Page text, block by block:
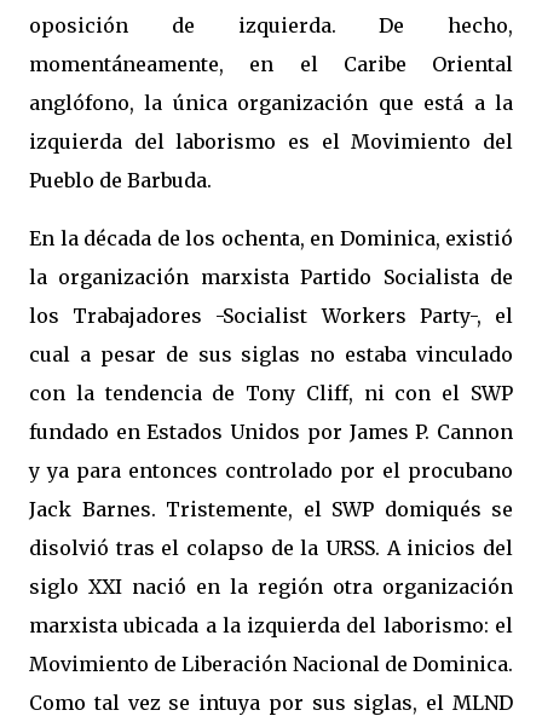
oposición de izquierda. De hecho,
momentáneamente, en el Caribe Oriental
anglófono, la única organización que está a la
izquierda del laborismo es el Movimiento del
Pueblo de Barbuda.
En la década de los ochenta, en Dominica, existió
la organización marxista Partido Socialista de
los Trabajadores -Socialist Workers Party-, el
cual a pesar de sus siglas no estaba vinculado
con la tendencia de Tony Cliff, ni con el SWP
fundado en Estados Unidos por James P. Cannon
y ya para entonces controlado por el procubano
Jack Barnes. Tristemente, el SWP domiqués se
disolvió tras el colapso de la URSS. A inicios del
siglo XXI nació en la región otra organización
marxista ubicada a la izquierda del laborismo: el
Movimiento de Liberación Nacional de Dominica.
Como tal vez se intuya por sus siglas, el MLND